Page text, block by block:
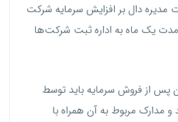
دال بر افزایش سرمایه شرکت
یک ماه به اداره ثبت شرکت‌ها
پس از فروش سرمایه باید توسط
مدارک مربوط به آن همراه با